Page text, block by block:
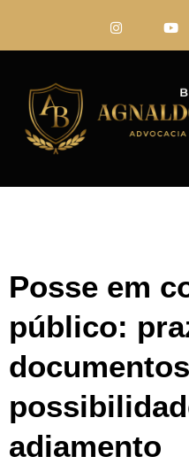
Posse em
público:
adiamento